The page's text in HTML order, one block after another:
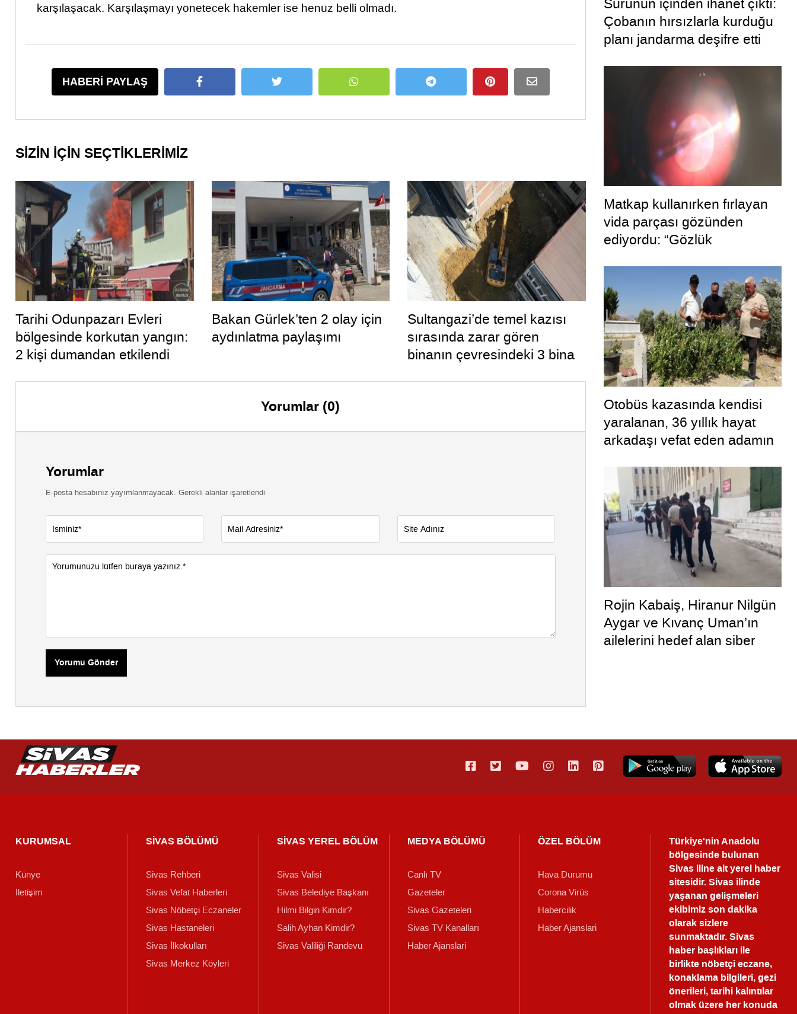
karşılaşacak. Karşılaşmayı yönetecek hakemler ise henüz belli olmadı.
HABERİ PAYLAŞ
SİZİN İÇİN SEÇTİKLERİMİZ
Tarihi Odunpazarı Evleri
bölgesinde korkutan yangın:
2 kişi dumandan etkilendi
Bakan Gürlek’ten 2 olay için
aydınlatma paylaşımı
Sultangazi’de temel kazısı
sırasında zarar gören
binanın çevresindeki 3 bina
Yorumlar (0)
Yorumlar
E-posta hesabınız yayımlanmayacak. Gerekli alanlar işaretlendi
Yorumu Gönder
Sürünün içinden ihanet çıktı:
Çobanın hırsızlarla kurduğu
planı jandarma deşifre etti
Matkap kullanırken fırlayan
vida parçası gözünden
ediyordu: “Gözlük
Otobüs kazasında kendisi
yaralanan, 36 yıllık hayat
arkadaşı vefat eden adamın
defalarca uyardığı ortaya
çıktı
Rojin Kabaiş, Hiranur Nilgün
Aygar ve Kıvanç Uman’ın
ailelerini hedef alan siber
KURUMSAL
Künye
İletişim
SİVAS BÖLÜMÜ
Sivas Rehberi
Sivas Vefat Haberleri
Sivas Nöbetçi Eczaneler
Sivas Hastaneleri
Sivas İlkokulları
Sivas Merkez Köyleri
SİVAS YEREL BÖLÜM
Sivas Valisi
Sivas Belediye Başkanı
Hilmi Bilgin Kimdir?
Salih Ayhan Kimdir?
Sivas Valiliği Randevu
MEDYA BÖLÜMÜ
Canlı TV
Gazeteler
Sivas Gazeteleri
Sivas TV Kanalları
Haber Ajanslari
ÖZEL BÖLÜM
Hava Durumu
Corona Virüs
Habercilik
Haber Ajanslari
Türkiye'nin Anadolu
bölgesinde bulunan
Sivas iline ait yerel haber
sitesidir. Sivas ilinde
yaşanan gelişmeleri
ekibimiz son dakika
olarak sizlere
sunmaktadır.Sivas
haberbaşlıkları ile
birlikte nöbetçi eczane,
konaklama bilgileri, gezi
önerileri, tarihi kalıntılar
olmak üzere her konuda